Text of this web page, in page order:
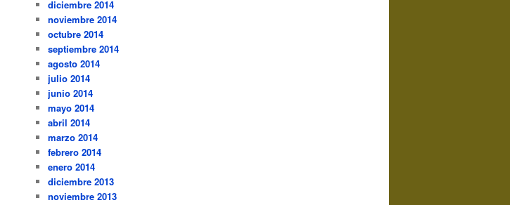
diciembre 2014
noviembre 2014
octubre 2014
septiembre 2014
agosto 2014
julio 2014
junio 2014
mayo 2014
abril 2014
marzo 2014
febrero 2014
enero 2014
diciembre 2013
noviembre 2013